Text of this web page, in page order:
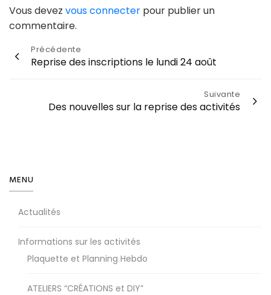
Vous devez vous connecter pour publier un
commentaire.
Navigation
l’article
Précédente
Reprise des inscriptions le lundi 24 août
Suivante
Des nouvelles sur la reprise des activités
MENU
Actualités
Informations sur les activités
Plaquette et Planning Hebdo
ATELIERS “CRÉATIONS et DIY”